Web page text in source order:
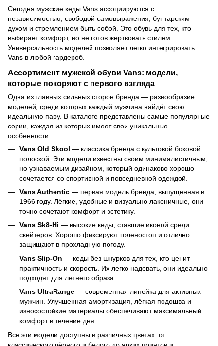
Сегодня мужские кеды Vans ассоциируются с
независимостью, свободой самовыражения, бунтарским
духом и стремлением быть собой. Это обувь для тех, кто
выбирает комфорт, но не готов жертвовать стилем.
Универсальность моделей позволяет легко интегрировать
Vans в любой гардероб.
Ассортимент мужской обуви Vans: модели,
которые покоряют с первого взгляда
Одна из главных сильных сторон бренда — разнообразие
моделей, среди которых каждый мужчина найдёт свою
идеальную пару. В каталоге представлены самые популярные
серии, каждая из которых имеет свои уникальные
особенности:
Vans Old Skool — классика бренда с культовой боковой
полоской. Эти модели известны своим минималистичным,
но узнаваемым дизайном, который одинаково хорошо
сочетается со спортивной и повседневной одеждой.
Vans Authentic — первая модель бренда, выпущенная в
1966 году. Лёгкие, удобные и визуально лаконичные, они
точно сочетают комфорт и эстетику.
Vans Sk8-Hi — высокие кеды, ставшие иконой среди
скейтеров. Хорошо фиксируют голеностоп и отлично
защищают в прохладную погоду.
Vans Slip-On — кеды без шнурков для тех, кто ценит
практичность и скорость. Их легко надевать, они идеально
подходят для летнего образа.
Vans UltraRange — современная линейка для активных
мужчин. Улучшенная амортизация, лёгкая подошва и
износостойкие материалы обеспечивают максимальный
комфорт в течение дня.
Все эти модели доступны в различных цветах: от
классического чёрного и белого до ярких принтов и